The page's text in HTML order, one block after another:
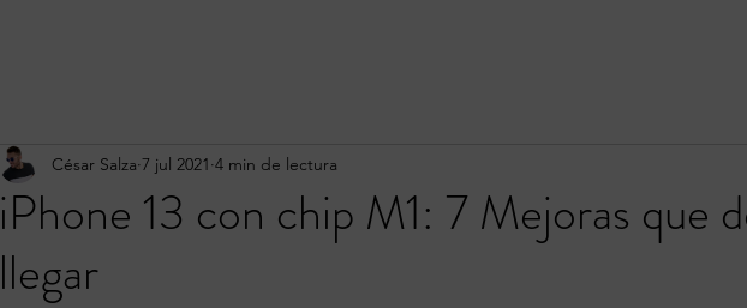
iPhone 13 con chip M1: 7 Mejoras que
llegar
César Salza 7 jul 2021 4 min de lectura